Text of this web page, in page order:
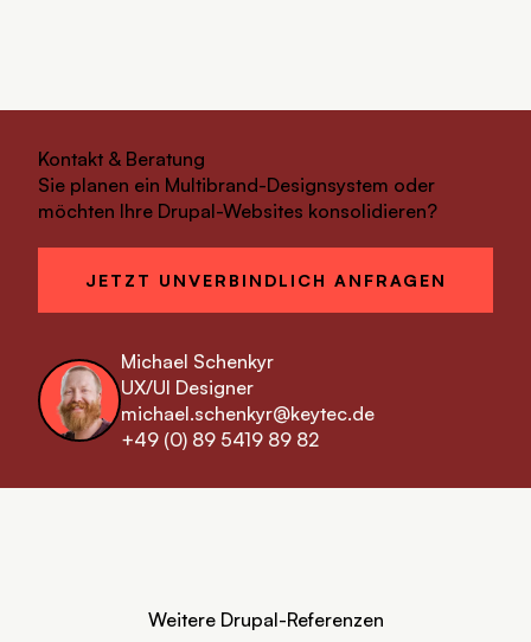
Kontakt & Beratung
Sie planen ein Multibrand-Designsystem oder
möchten Ihre Drupal-Websites konsolidieren?
JETZT UNVERBINDLICH ANFRAGEN
Michael Schenkyr
UX/UI Designer
michael.schenkyr@keytec.de
‪+49 (0) 89 5419 89 82‬
Weitere Drupal-Referenzen